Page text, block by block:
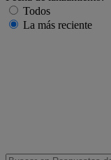
Todos
La más reciente